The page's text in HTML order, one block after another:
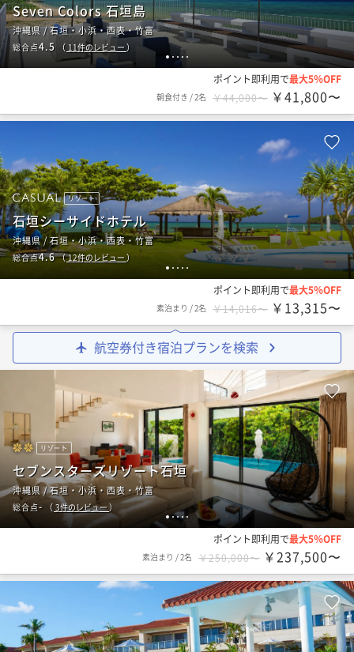
1 2 3 4 5
Seven Colors 石垣島
沖縄県 / 石垣・小浜・西表・竹富
総合点4.5 （ 11件のレビュー）
ポイント即利用で最大5％OFF
朝食付き /2名 ￥44,000〜 ￥41,800〜
1 2 3 4 5
リゾート
石垣シーサイドホテル
沖縄県 / 石垣・小浜・西表・竹富
総合点4.6（12件のレビュー）
ポイント即利用で最大5％OFF
素泊まり /2名 ￥14,016〜 ￥13,315〜
航空券付き宿泊プランを検索
1 2345
リゾート
セブンスターズリゾート石垣
沖縄県 / 石垣・小浜・西表・竹富
総合点- （ 3件のレビュー）
ポイント即利用で最大5％OFF
素泊まり /2名 ￥250,000〜 ￥237,500〜